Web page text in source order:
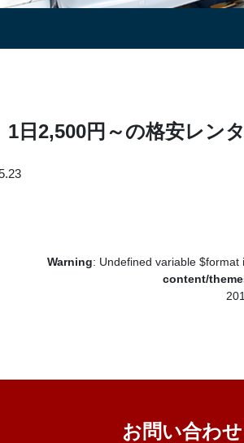
1日2,500円～の格安レン
Warning: Undefined variable
content/
お問い合わせ